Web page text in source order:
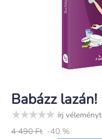
Babázz lazán!
írj véleményt
4 490 Ft-40 %